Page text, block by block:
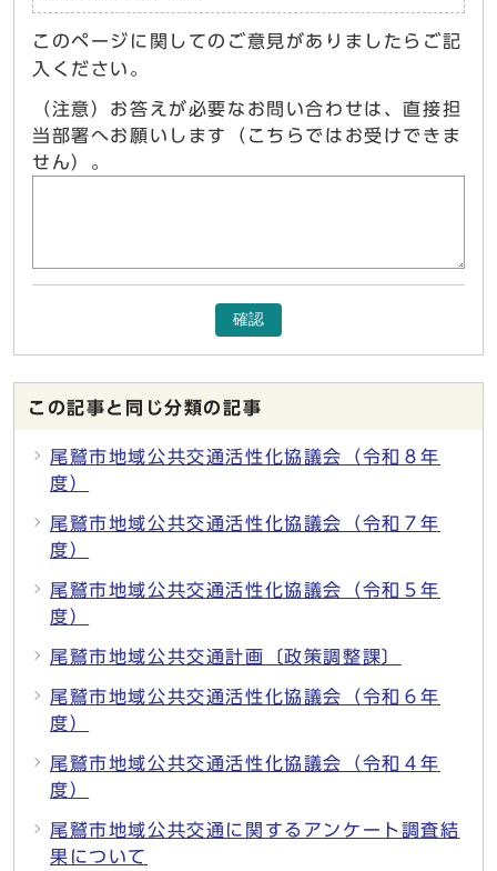
このページに関してのご意見がありましたらご記
入ください。
（注意）お答えが必要なお問い合わせは、直接担
当部署へお願いします（こちらではお受けできま
せん）。
確認
この記事と同じ分類の記事
尾鷲市地域公共交通活性化協議会（令和８年
度）
尾鷲市地域公共交通活性化協議会（令和７年
度）
尾鷲市地域公共交通活性化協議会（令和５年
度）
尾鷲市地域公共交通計画〔政策調整課〕
尾鷲市地域公共交通活性化協議会（令和６年
度）
尾鷲市地域公共交通活性化協議会（令和４年
度）
尾鷲市地域公共交通に関するアンケート調査結
果について